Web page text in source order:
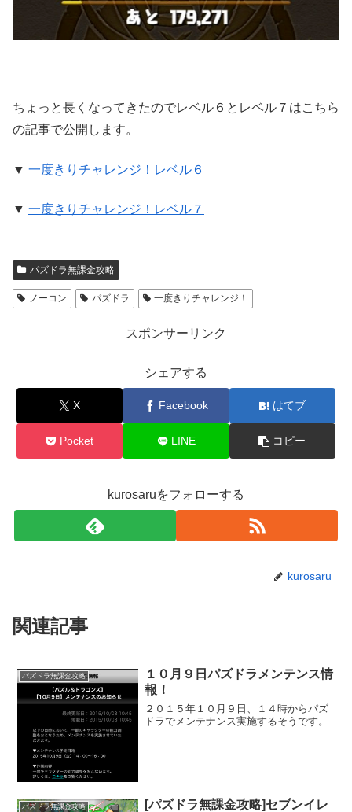
ちょっと長くなってきたのでレベル６とレベル７はこちら
の記事で公開します。
▼ 一度きりチャレンジ！レベル６
▼ 一度きりチャレンジ！レベル７
パズドラ無課金攻略
ノーコン パズドラ 一度きりチャレンジ！
スポンサーリンク
シェアする
X Facebook はてブ
Pocket LINE コピー
kurosaruをフォローする
kurosaru
関連記事
パズドラ無課金攻略
１０月９日パズドラメンテンス情
報！
２０１５年１０月９日、１４時からパズ
ドラでメンテナンス実施するそうです。
パズドラ無課金攻略
[パズドラ無課金攻略]セブンイレ